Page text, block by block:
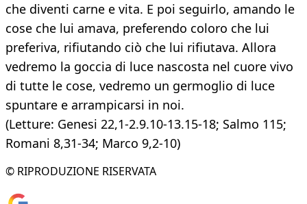
che diventi carne e vita. E poi seguirlo, amando le
cose che lui amava, preferendo coloro che lui
preferiva, rifiutando ciò che lui rifiutava. Allora
vedremo la goccia di luce nascosta nel cuore vivo
di tutte le cose, vedremo un germoglio di luce
spuntare e arrampicarsi in noi.
(Letture: Genesi 22,1-2.9.10-13.15-18; Salmo 115;
Romani 8,31-34; Marco 9,2-10)
© RIPRODUZIONE RISERVATA